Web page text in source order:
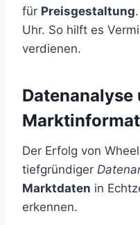
für Preisgestaltung
Uhr. So hilft es
verdienen.
Datenanalyse
Der Erfolg von
tiefgründiger
Marktdaten in
erkennen.